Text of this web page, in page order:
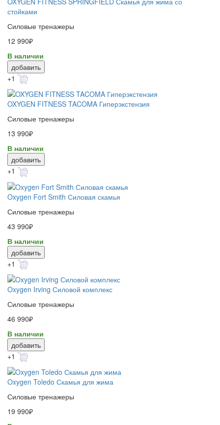
стойками
Силовые тренажеры
12 990₽
В наличии
добавить
+1
OXYGEN FITNESS TACOMA Гиперэкстензия
Силовые тренажеры
13 990₽
В наличии
добавить
+1
Oxygen Fort Smith Силовая скамья
Силовые тренажеры
43 990₽
В наличии
добавить
+1
Oxygen Irving Силовой комплекс
Силовые тренажеры
46 990₽
В наличии
добавить
+1
Oxygen Toledo Скамья для жима
Силовые тренажеры
19 990₽